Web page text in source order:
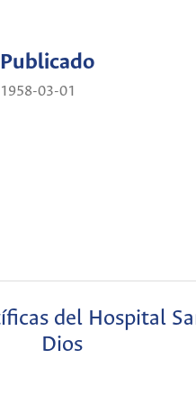
Publicado
1958-03-01
del Hospital
Dios